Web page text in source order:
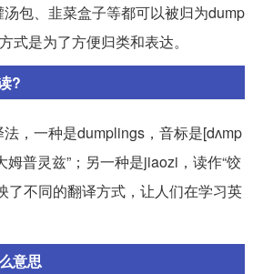
包、韭菜盒子等都可以被归为dump
式是为了方便归类和表达。
?
，一种是dumplings，音标是[dʌmp
姆普灵兹”；另一种是jiaozi，读作“饺
了不同的翻译方式，让人们在学习英
意思